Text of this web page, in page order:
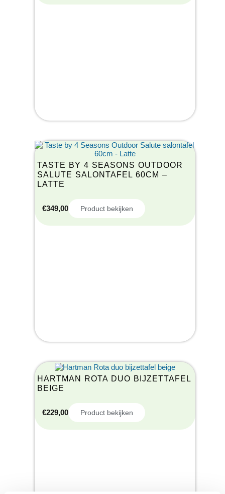
TASTE BY 4 SEASONS OUTDOOR
SALUTE SALONTAFEL 60CM –
LATTE
€349,00 Product bekijken
HARTMAN ROTA DUO BIJZETTAFEL
BEIGE
€229,00 Product bekijken